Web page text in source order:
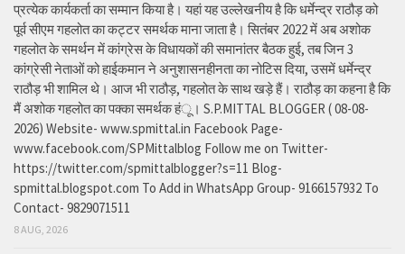
प्रत्येक कार्यकर्ता का सम्मान किया है। यहां यह उल्लेखनीय है कि धर्मेन्द्र राठौड़ को
पूर्व सीएम गहलोत का कट्टर समर्थक माना जाता है। सितंबर 2022 में अब अशोक
गहलोत के समर्थन में कांग्रेस के विधायकों की समानांतर बैठक हुई, तब जिन 3
कांग्रेसी नेताओं को हाईकमान ने अनुशासनहीनता का नोटिस दिया, उसमें धर्मेन्द्र
राठौड़ भी शामिल थे। आज भी राठौड़, गहलोत के साथ खड़े हैं। राठौड़ का कहना है कि
मैं अशोक गहलोत का पक्का समर्थक हंू। S.P.MITTAL BLOGGER ( 08-08-
2026) Website- www.spmittal.in Facebook Page-
www.facebook.com/SPMittalblog Follow me on Twitter-
https://twitter.com/spmittalblogger?s=11 Blog-
spmittal.blogspot.com To Add in WhatsApp Group- 9166157932 To
Contact- 9829071511
8 AUG, 2026